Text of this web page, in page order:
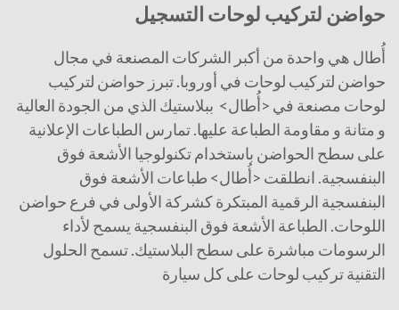
حواضن لتركيب لوحات التسجيل
أُطال هي واحدة من أكبر الشركات المصنعة في مجال
حواضن لتركيب لوحات في أوروبا. تبرز حواضن لتركيب
لوحات مصنعة في <أُطال> ببلاستيك الذي من الجودة العالية
و متانة و مقاومة الطباعة عليها. تمارس الطباعات الإعلانية
على سطح الحواضن باستخدام تكنولوجيا الأشعة فوق
البنفسجية. انطلقت <أُطال> طباعات الأشعة فوق
البنفسجية الرقمية المبتكرة كشركة الأولى في فرع حواضن
اللوحات. الطباعة الأشعة فوق البنفسجية يسمح لأداء
الرسومات مباشرة على سطح البلاستيك. تسمح الحلول
التقنية تركيب لوحات على كل سيارة